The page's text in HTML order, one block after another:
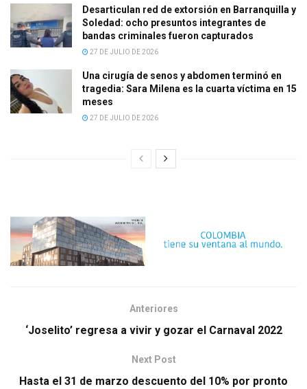
Desarticulan red de extorsión en Barranquilla y
Soledad: ocho presuntos integrantes de
bandas criminales fueron capturados
27 DE JULIO DE 2026
Una cirugía de senos y abdomen terminó en
tragedia: Sara Milena es la cuarta víctima en 15
meses
27 DE JULIO DE 2026
Anteriores
‘Joselito’ regresa a vivir y gozar el Carnaval 2022
Next Post
Hasta el 31 de marzo descuento del 10% por pronto